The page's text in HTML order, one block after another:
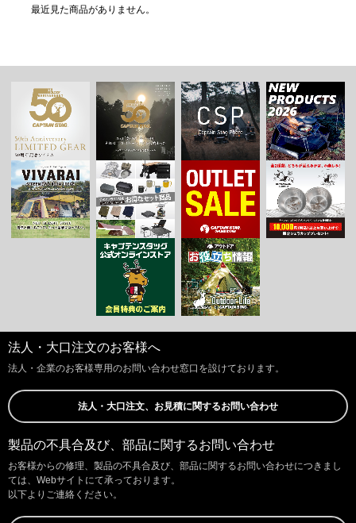
最近見た商品がありません。
法人・大口注文のお客様へ
法人・企業のお客様専用のお問い合わせ窓口を設けております。
法人・大口注文、お見積に関するお問い合わせ
製品の不具合及び、部品に関するお問い合わせ
お客様からの修理、製品の不具合及び、部品に関するお問い合わせにつきまし
ては、Webサイトにて承っております。
以下よりご連絡ください。